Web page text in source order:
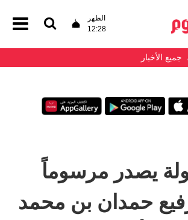
الظهر
12:28
جميع الأخبار
يصدر مرسوماً
حمدان بن محمد